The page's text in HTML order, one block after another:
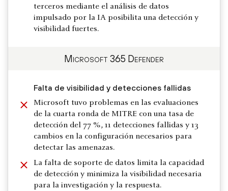
terceros mediante el análisis de datos
impulsado por la IA posibilita una detección y
visibilidad fuertes.
Microsoft 365 Defender
Falta de visibilidad y detecciones fallidas
Microsoft tuvo problemas en las evaluaciones
de la cuarta ronda de MITRE con una tasa de
detección del 77 %, 11 detecciones fallidas y 13
cambios en la configuración necesarios para
detectar las amenazas.
La falta de soporte de datos limita la capacidad
de detección y minimiza la visibilidad necesaria
para la investigación y la respuesta.